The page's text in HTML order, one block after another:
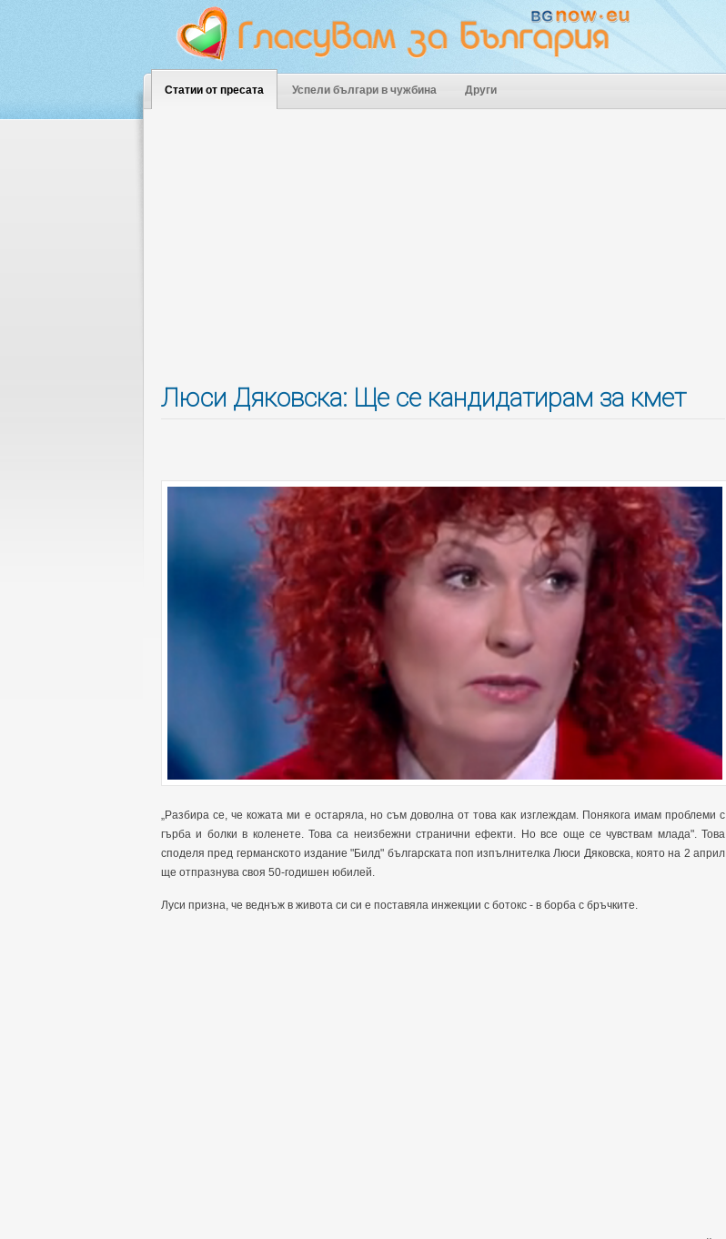
Статии от пресата Успели българи в чужбина Други
Люси Дяковска: Ще се кандидатирам за кмет
„Разбира се, че кожата ми е остаряла, но съм доволна от това как изглеждам. Понякога имам проблеми с
гърба и болки в коленете. Това са неизбежни странични ефекти. Но все още се чувствам млада". Това
споделя пред германското издание "Билд" българската поп изпълнителка Люси Дяковска, която на 2 април
ще отпразнува своя 50-годишен юбилей.
Луси призна, че веднъж в живота си си е поставяла инжекции с ботокс - в борба с бръчките.